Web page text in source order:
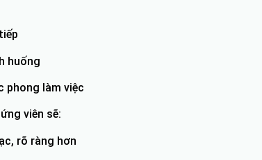
huống
phong làm việc
viên sẽ:
rõ ràng hơn